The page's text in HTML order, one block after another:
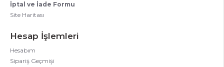
İptal ve İade Formu
Site Haritası
Hesap İşlemleri
Hesabım
Sipariş Geçmişi